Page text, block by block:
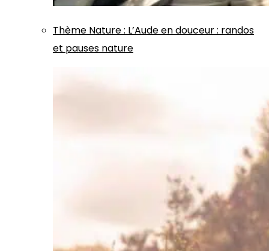
Thème Nature: L’Aude en douceur : randos
et pauses nature